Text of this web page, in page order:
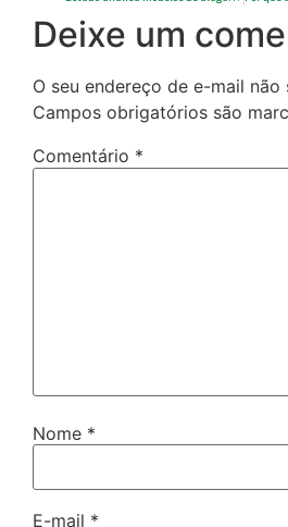
Deixe um
O seu endereço de e-mail não
Campos obrigatórios são
Comentário *
Nome *
E-mail *